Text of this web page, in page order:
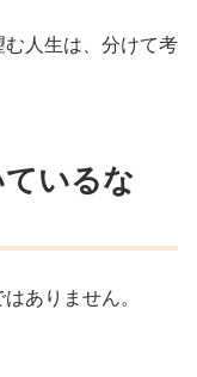
人生は、分けて考
いるな
ありません。